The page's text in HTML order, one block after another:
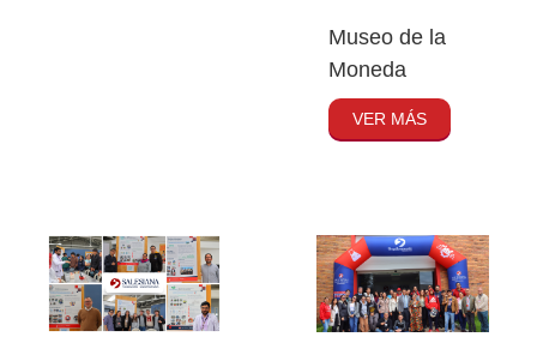
Museo de la
Moneda
VER MÁS